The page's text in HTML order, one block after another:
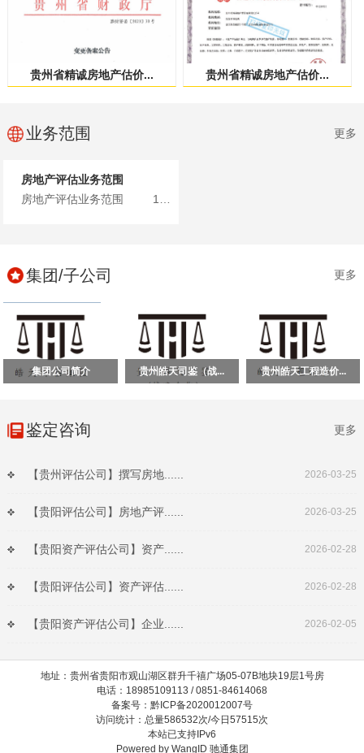
贵州省精诚房地产估价... 贵州省精诚房地产估价...
业务范围 更多
房地产评估业务范围
房地产评估业务范围 1、土地、建筑物、构筑物、在建工...
集团/子公司 更多
集团公司简介 贵州皓天司鉴（战... 贵州皓天工程造价...
鉴定咨询 更多
【贵州评估公司】撰写房地...... 2026-03-25
【贵阳评估公司】房地产评...... 2026-03-25
【贵阳资产评估公司】资产...... 2026-02-28
【贵阳评估公司】资产评估...... 2026-02-28
【贵阳资产评估公司】企业...... 2026-02-05
地址：贵州省贵阳市观山湖区群升千禧广场05-07B地块19层1号房
电话：18985109113 / 0851-84614068
备案号：黔ICP备2020012007号
访问统计：总量586532次/今日57515次
本站已支持IPv6
Powered by WangID 驰通集团